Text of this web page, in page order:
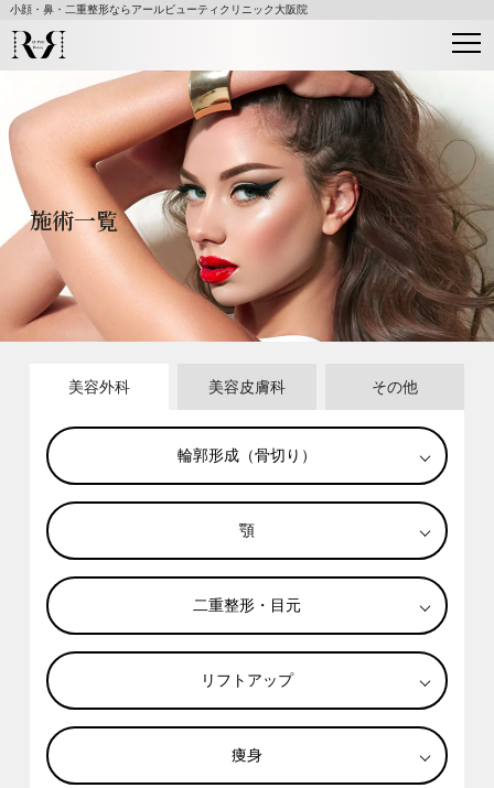
小顔・鼻・二重整形ならアールビューティクリニック大阪院
施術⼀覧
美容外科 美容⽪膚科 その他
輪郭形成（骨切り）
顎
二重整形・目元
リフトアップ
痩身